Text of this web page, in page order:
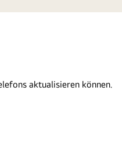
aktualisieren können.